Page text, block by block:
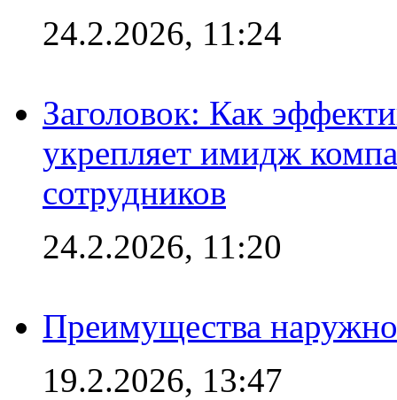
24.2.2026, 11:24
Заголовок: Как
укрепляет имидж
сотрудников
24.2.2026, 11:20
Преимущества
19.2.2026, 13:47